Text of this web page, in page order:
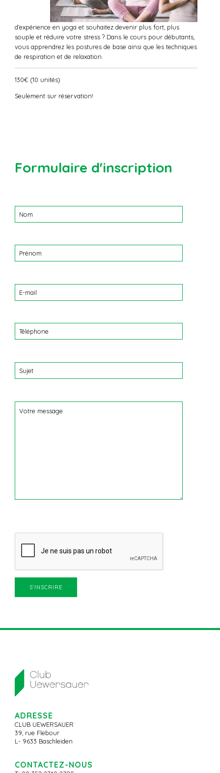
d’expérience en yoga et souhaitez devenir plus fort, plus
souple et réduire votre stress ? Dans le cours pour débutants,
vous apprendrez les postures de base ainsi que les techniques
de respiration et de relaxation.
130€ (10 unités)
Seulement sur réservation!
Formulaire d'inscription
ADRESSE
CLUB UEWERSAUER
39, rue Flebour
L- 9633 Baschleiden
CONTACTEZ-NOUS